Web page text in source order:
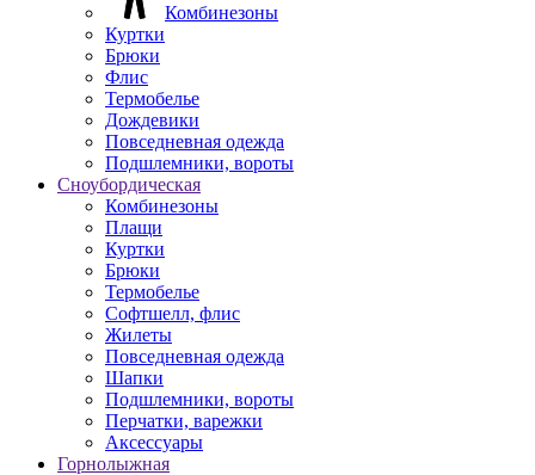
Комбинезоны
Куртки
Брюки
Флис
Термобелье
Дождевики
Повседневная одежда
Подшлемники, вороты
Сноубордическая
Комбинезоны
Плащи
Куртки
Брюки
Термобелье
Софтшелл, флис
Жилеты
Повседневная одежда
Шапки
Подшлемники, вороты
Перчатки, варежки
Аксессуары
Горнолыжная